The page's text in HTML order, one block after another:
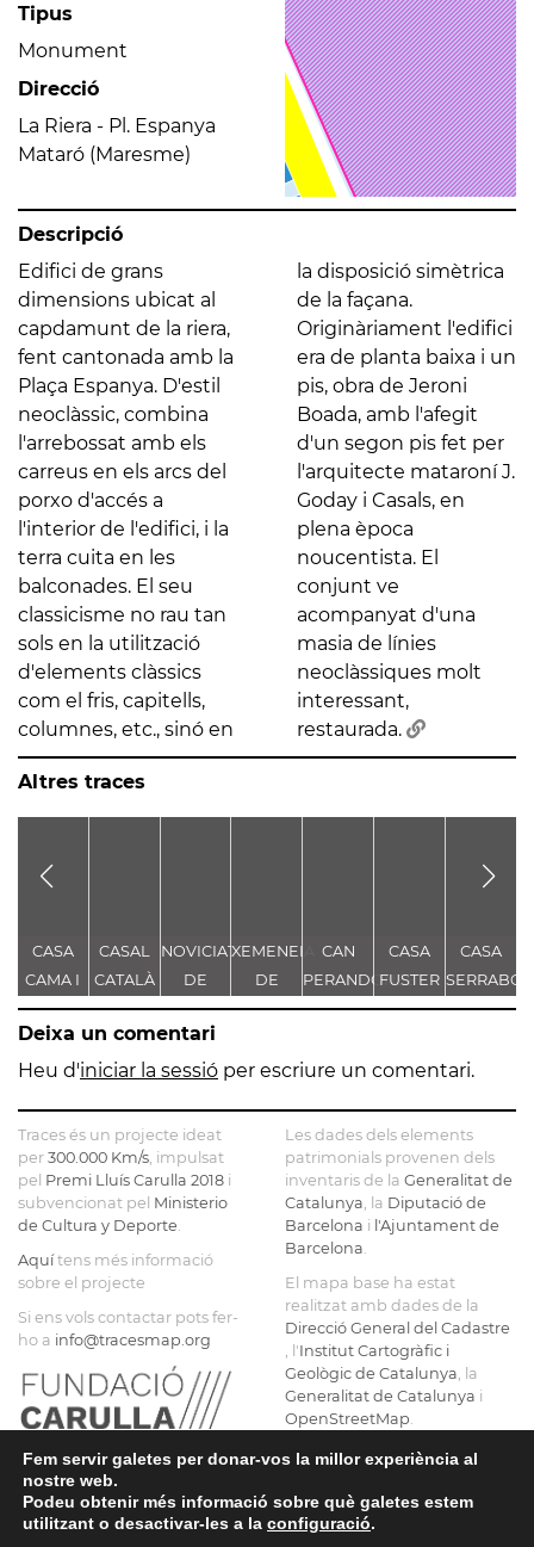
Tipus
Monument
Direcció
La Riera - Pl. Espanya
Mataró (Maresme)
Descripció
Edifici de grans
dimensions ubicat al
capdamunt de la riera,
fent cantonada amb la
Plaça Espanya. D'estil
neoclàssic, combina
l'arrebossat amb els
carreus en els arcs del
porxo d'accés a
l'interior de l'edifici, i la
terra cuita en les
balconades. El seu
classicisme no rau tan
sols en la utilització
d'elements clàssics
com el fris, capitells,
columnes, etc., sinó en
la disposició simètrica
de la façana.
Originàriament l'edifici
era de planta baixa i un
pis, obra de Jeroni
Boada, amb l'afegit
d'un segon pis fet per
l'arquitecte mataroní J.
Goday i Casals, en
plena època
noucentista. El
conjunt ve
acompanyat d'una
masia de línies
neoclàssiques molt
interessant,
restaurada.
Altres traces
CASA
CAMA I
ESCURRA
CASAL
CATALÀ
NOVICIAT
DE
NOSTRA
SENYORA
DE LA
XEMENEIA
DE
L'ANTIGA
C.E.L.O.
CAN
PERANDONES
- CASA
FARJAS
CASA
FUSTER
CASA
SERRABOU
Deixa un comentari
Heu d'iniciar la sessió per escriure un comentari.
Traces és un projecte ideat
per 300.000 Km/s , impulsat
pel Premi Lluís Carulla 2018 i
subvencionat pel Ministerio
de Cultura y Deporte
Aquítens més informació
sobre el projecte
Si ens vols contactar pots fer-
ho a info@tracesmap.org
Les dades dels elements
patrimonials provenen dels
inventaris de la Generalitat de
Catalunya , la Diputació de
Barcelona i l'Ajuntament de
Barcelona
El mapa base ha estat
realitzat amb dades de la
Direcció General del Cadastre
, l'Institut Cartogràfic i
Geològic de Catalunya , la
Generalitat de Catalunya i
OpenStreetMap
Fem servir galetes per donar-vos la millor experiència al
nostre web.
Podeu obtenir més informació sobre què galetes estem
utilitzant o desactivar-les a la configuració.